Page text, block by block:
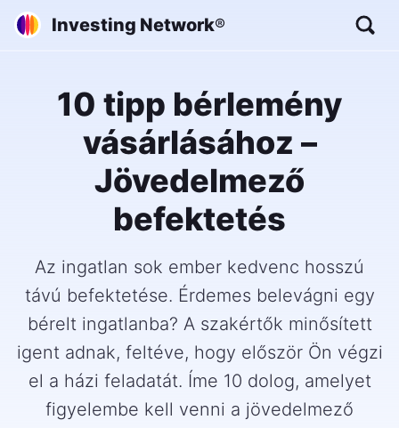
Investing Network®
10 tipp bérlemény
vásárlásához –
Jövedelmező
befektetés
Az ingatlan sok ember kedvenc hosszú
távú befektetése. Érdemes belevágni egy
bérelt ingatlanba? A szakértők minősített
igent adnak, feltéve, hogy először Ön végzi
el a házi feladatát. Íme 10 dolog, amelyet
figyelembe kell venni a jövedelmező